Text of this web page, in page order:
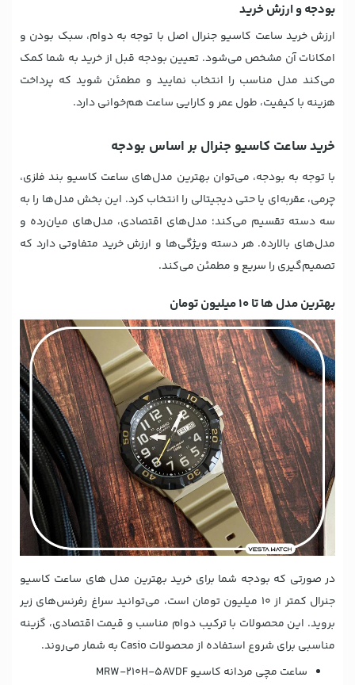
بودجه و ارزش خرید
ارزش خرید ساعت کاسیو جنرال اصل با توجه به دوام، سبک بودن و
امکانات آن مشخص می‌شود. تعیین بودجه قبل از خرید به شما کمک
می‌کند مدل مناسب را انتخاب نمایید و مطمئن شوید که پرداخت
هزینه با کیفیت، طول عمر و کارایی ساعت هم‌خوانی دارد.
خرید ساعت کاسیو جنرال بر اساس بودجه
با توجه به بودجه، می‌توان بهترین مدل‌های ساعت کاسیو بند فلزی،
چرمی، عقربه‌ای یا حتی دیجیتالی را انتخاب کرد. این بخش مدل‌ها را به
سه دسته تقسیم می‌کند؛ مدل‌های اقتصادی، مدل‌های میان‌رده و
مدل‌های بالارده. هر دسته ویژگی‌ها و ارزش خرید متفاوتی دارد که
تصمیم‌گیری را سریع و مطمئن می‌کند.
بهترین مدل ها تا 10 میلیون تومان
در صورتی که بودجه شما برای خرید بهترین مدل های ساعت کاسیو
جنرال کمتر از 10 میلیون تومان است، می‌توانید سراغ رفرنس‌های زیر
بروید. این محصولات با ترکیب دوام مناسب و قیمت اقتصادی، گزینه
مناسبی برای شروع استفاده از محصولات Casio به شمار می‌روند.
ساعت مچی مردانه کاسیو MRW-210H-5AVDF